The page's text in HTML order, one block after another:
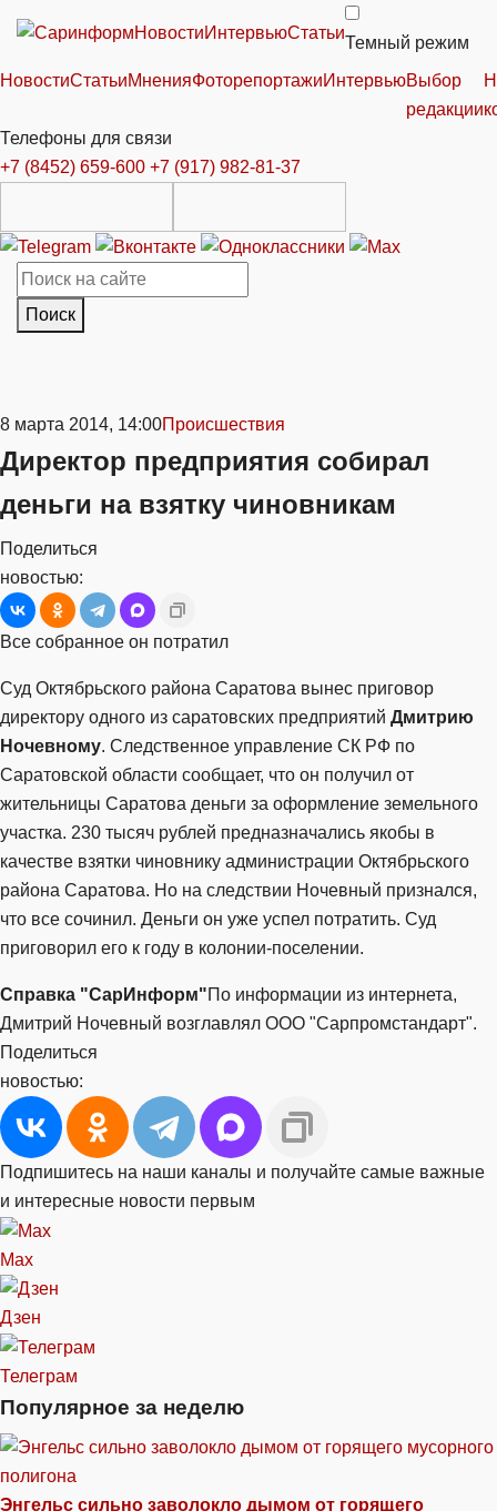
НовостиИнтервьюСтатьи
Темный режим
НовостиСтатьиМненияФоторепортажиИнтервьюВыбор
редакции
Телефоны для связи
+7 (8452) 659-600 +7 (917) 982-81-37
Поиск
8 марта 2014, 14:00Происшествия
Директор предприятия собирал
деньги на взятку чиновникам
Поделиться
новостью:
Все собранное он потратил
Суд Октябрьского района Саратова вынес приговор
директору одного из саратовских предприятий Дмитрию
Ночевному. Следственное управление СК РФ по
Саратовской области сообщает, что он получил от
жительницы Саратова деньги за оформление земельного
участка. 230 тысяч рублей предназначались якобы в
качестве взятки чиновнику администрации Октябрьского
района Саратова. Но на следствии Ночевный признался,
что все сочинил. Деньги он уже успел потратить. Суд
приговорил его к году в колонии-поселении.
Справка "СарИнформ"По информации из интернета,
Дмитрий Ночевный возглавлял ООО "Сарпромстандарт".
Поделиться
новостью:
Подпишитесь на наши каналы и получайте самые важные
и интересные новости первым
Max
Дзен
Телеграм
Популярное за неделю
Энгельс сильно заволокло дымом от горящего